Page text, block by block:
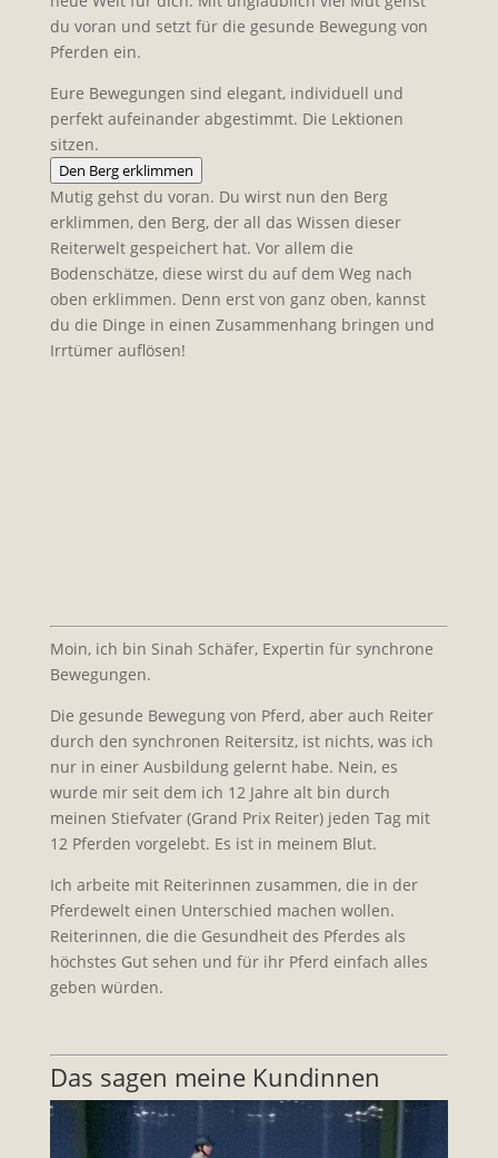
du voran und setzt für die gesunde Bewegung von
Pferden ein.
Eure Bewegungen sind elegant, individuell und
perfekt aufeinander abgestimmt. Die Lektionen
sitzen.
Den Berg erklimmen
Mutig gehst du voran. Du wirst nun den Berg
erklimmen, den Berg, der all das Wissen dieser
Reiterwelt gespeichert hat. Vor allem die
Bodenschätze, diese wirst du auf dem Weg nach
oben erklimmen. Denn erst von ganz oben, kannst
du die Dinge in einen Zusammenhang bringen und
Irrtümer auflösen!
Moin, ich bin Sinah Schäfer, Expertin für synchrone
Bewegungen.
Die gesunde Bewegung von Pferd, aber auch Reiter
durch den synchronen Reitersitz, ist nichts, was ich
nur in einer Ausbildung gelernt habe. Nein, es
wurde mir seit dem ich 12 Jahre alt bin durch
meinen Stiefvater (Grand Prix Reiter) jeden Tag mit
12 Pferden vorgelebt. Es ist in meinem Blut.
Ich arbeite mit Reiterinnen zusammen, die in der
Pferdewelt einen Unterschied machen wollen.
Reiterinnen, die die Gesundheit des Pferdes als
höchstes Gut sehen und für ihr Pferd einfach alles
geben würden.
Das sagen meine Kundinnen